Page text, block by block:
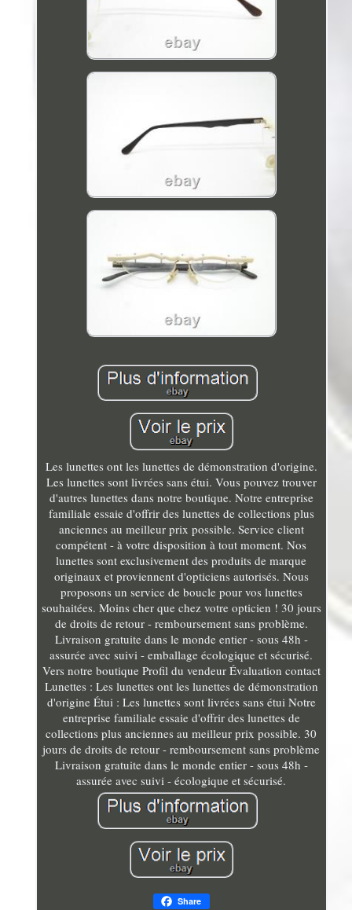
Les lunettes ont les lunettes de démonstration d'origine.
Les lunettes sont livrées sans étui. Vous pouvez trouver
d'autres lunettes dans notre boutique. Notre entreprise
familiale essaie d'offrir des lunettes de collections plus
anciennes au meilleur prix possible. Service client
compétent - à votre disposition à tout moment. Nos
lunettes sont exclusivement des produits de marque
originaux et proviennent d'opticiens autorisés. Nous
proposons un service de boucle pour vos lunettes
souhaitées. Moins cher que chez votre opticien ! 30 jours
de droits de retour - remboursement sans problème.
Livraison gratuite dans le monde entier - sous 48h -
assurée avec suivi - emballage écologique et sécurisé.
Vers notre boutique Profil du vendeur Évaluation contact
Lunettes : Les lunettes ont les lunettes de démonstration
d'origine Étui : Les lunettes sont livrées sans étui Notre
entreprise familiale essaie d'offrir des lunettes de
collections plus anciennes au meilleur prix possible. 30
jours de droits de retour - remboursement sans problème
Livraison gratuite dans le monde entier - sous 48h -
assurée avec suivi - écologique et sécurisé.
Share